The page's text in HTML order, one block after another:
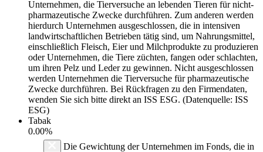
Unternehmen, die Tierversuche an lebenden Tieren für nicht-
pharmazeutische Zwecke durchführen. Zum anderen werden
hierdurch Unternehmen ausgeschlossen, die in intensiven
landwirtschaftlichen Betrieben tätig sind, um Nahrungsmittel,
einschließlich Fleisch, Eier und Milchprodukte zu produzieren
oder Unternehmen, die Tiere züchten, fangen oder schlachten,
um ihren Pelz und Leder zu gewinnen. Nicht ausgeschlossen
werden Unternehmen die Tierversuche für pharmazeutische
Zwecke durchführen. Bei Rückfragen zu den Firmendaten,
wenden Sie sich bitte direkt an ISS ESG. (Datenquelle: ISS
ESG)
Tabak
0.00%
Die Gewichtung der Unternehmen im Fonds, die in